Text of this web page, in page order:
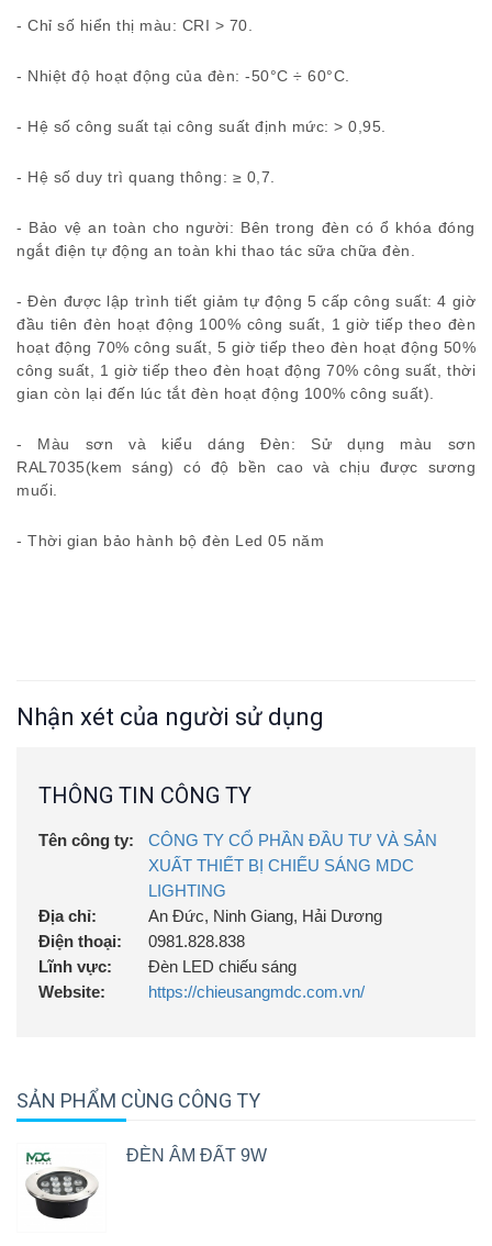
- Chỉ số hiển thị màu: CRI > 70.
- Nhiệt độ hoạt động của đèn: -50°C ÷ 60°C.
- Hệ số công suất tại công suất định mức: > 0,95.
- Hệ số duy trì quang thông: ≥ 0,7.
- Bảo vệ an toàn cho người: Bên trong đèn có ổ khóa đóng
ngắt điện tự động an toàn khi thao tác sữa chữa đèn.
- Đèn được lập trình tiết giảm tự động 5 cấp công suất: 4 giờ
đầu tiên đèn hoạt động 100% công suất, 1 giờ tiếp theo đèn
hoạt động 70% công suất, 5 giờ tiếp theo đèn hoạt động 50%
công suất, 1 giờ tiếp theo đèn hoạt động 70% công suất, thời
gian còn lại đến lúc tắt đèn hoạt động 100% công suất).
- Màu sơn và kiểu dáng Đèn: Sử dụng màu sơn
RAL7035(kem sáng) có độ bền cao và chịu được sương
muối.
- Thời gian bảo hành bộ đèn Led 05 năm
Nhận xét của người sử dụng
THÔNG TIN CÔNG TY
Tên công ty:
CÔNG TY CỔ PHẦN ĐẦU TƯ VÀ SẢN
XUẤT THIẾT BỊ CHIẾU SÁNG MDC
LIGHTING
Địa chỉ:
An Đức, Ninh Giang, Hải Dương
Điện thoại:
0981.828.838
Lĩnh vực:
Đèn LED chiếu sáng
Website:
https://chieusangmdc.com.vn/
SẢN PHẨM CÙNG CÔNG TY
ĐÈN ÂM ĐẤT 9W